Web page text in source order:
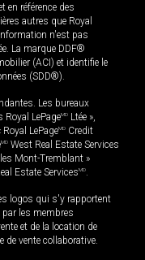
en référence des
autres que Royal
n'est pas
La marque DDF®
(ACI) et identifie le
(SDD®).
Les bureaux
LePageMD Ltée »,
Royal LePageMD Credit
MD West Real Estate Services
Mont-Tremblant »
Estate ServicesMD.
logos qui s'y rapportent
les membres
et de la location de
vente collaborative.